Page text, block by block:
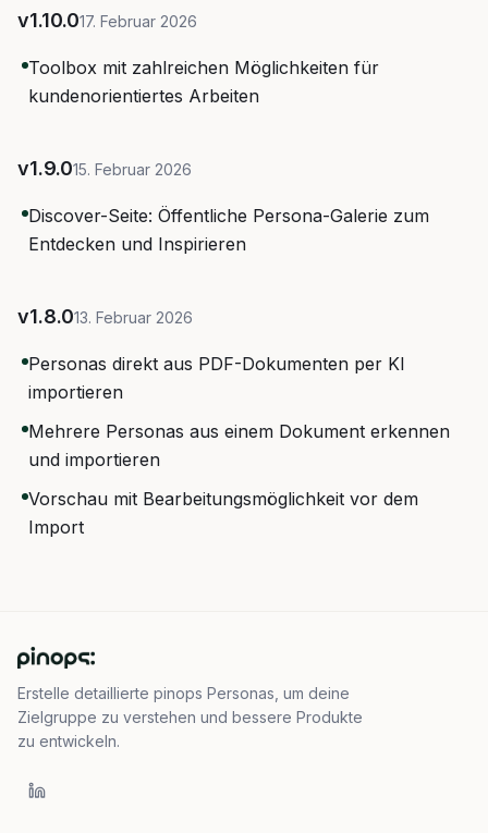
v1.10.017. Februar 2026
Toolbox mit zahlreichen Möglichkeiten für
kundenorientiertes Arbeiten
v1.9.015. Februar 2026
Discover-Seite: Öffentliche Persona-Galerie zum
Entdecken und Inspirieren
v1.8.013. Februar 2026
Personas direkt aus PDF-Dokumenten per KI
importieren
Mehrere Personas aus einem Dokument erkennen
und importieren
Vorschau mit Bearbeitungsmöglichkeit vor dem
Import
Erstelle detaillierte pinops Personas, um deine
Zielgruppe zu verstehen und bessere Produkte
zu entwickeln.